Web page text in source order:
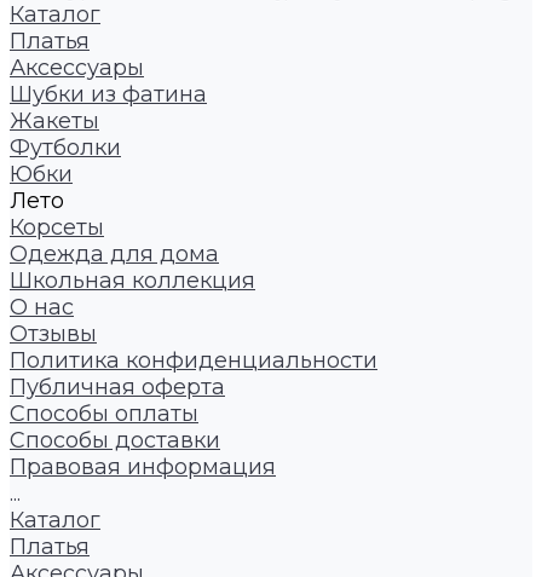
Каталог
Платья
Аксессуары
Шубки из фатина
Жакеты
Футболки
Юбки
Лето
Корсеты
Одежда для дома
Школьная коллекция
О нас
Отзывы
Политика конфиденциальности
Публичная оферта
Способы оплаты
Способы доставки
Правовая информация
...
Каталог
Платья